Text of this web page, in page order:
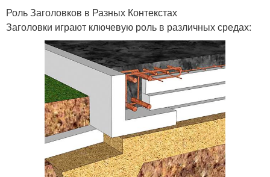
Роль Заголовков в Разных Контекстах
Заголовки играют ключевую роль в различных средах: